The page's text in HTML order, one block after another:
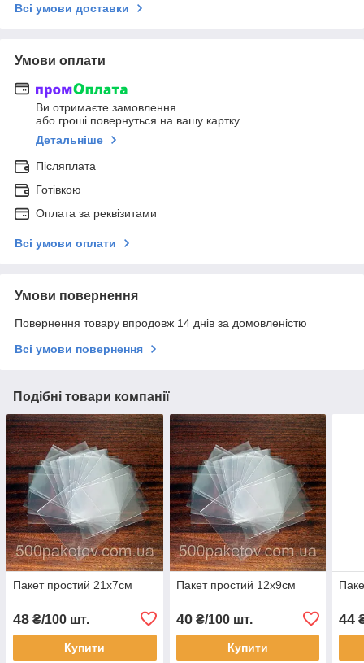
Всі умови доставки
Умови оплати
Ви отримаєте замовлення
або гроші повернуться на вашу картку
Детальніше
Післяплата
Готівкою
Оплата за реквізитами
Всі умови оплати
Умови повернення
Повернення товару впродовж 14 днів за домовленістю
Всі умови повернення
Подібні товари компанії
Пакет простий 21х7см
48 ₴/100 шт.
Купити
Пакет простий 12х9см
40₴/100 шт.
Купити
44